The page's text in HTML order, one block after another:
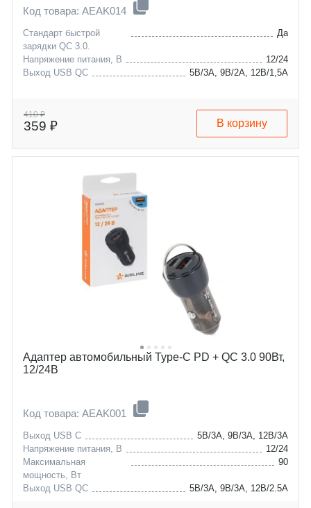
Код товара: AEAK014
Стандарт быстрой
зарядки QC 3.0.
Да
Напряжение питания, В
12/24
Выход USB QC
5В/3А, 9В/2А, 12В/1,5А
410 ₽
359 ₽ В корзину
Адаптер автомобильный Type-C PD + QC 3.0 90Вт,
12/24В
Код товара: AEAK001
Выход USB C
5В/3А, 9В/3А, 12В/3А
Напряжение питания, В
12/24
Максимальная
мощность, Вт
90
Выход USB QC 5В/3А, 9В/3А, 12В/2.5А